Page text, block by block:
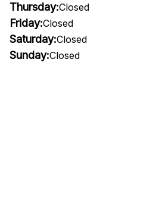
Thursday:Closed
Friday:Closed
Saturday:Closed
Sunday:Closed